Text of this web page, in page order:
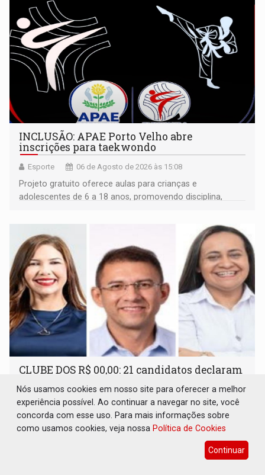
INCLUSÃO: APAE Porto Velho abre
inscrições para taekwondo
Esporte 06 de Agosto de 2026 às 15:08
Projeto gratuito oferece aulas para crianças e
adolescentes de 6 a 18 anos, promovendo disciplina,
CLUBE DOS R$ 00,00: 21 candidatos declaram
de 2026
Eleições 2026 06 de Agosto de 2026 às 14:45
Entre os postulantes sem bens declarados à Justiça
Eleitoral estão ocupantes de cargos públicos, como a
deputada federal Cristiane Lopes (PODE), o vereador
Nós usamos cookies em nosso site para oferecer a melhor
experiência possível. Ao continuar a navegar no site, você
concorda com esse uso. Para mais informações sobre
como usamos cookies, veja nossa Política de Cookies
Continuar